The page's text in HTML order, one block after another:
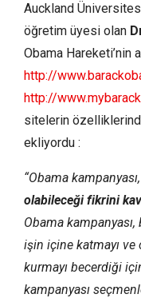
Auckland
öğretim üyesi olan
Obama Hareketi’nin
http://
http://
sitelerin
ekliyordu :
“Obama kampanyası,
olabileceği fikrini
Obama
işin içine katmayı
kurmayı becerdiği
kampanyası